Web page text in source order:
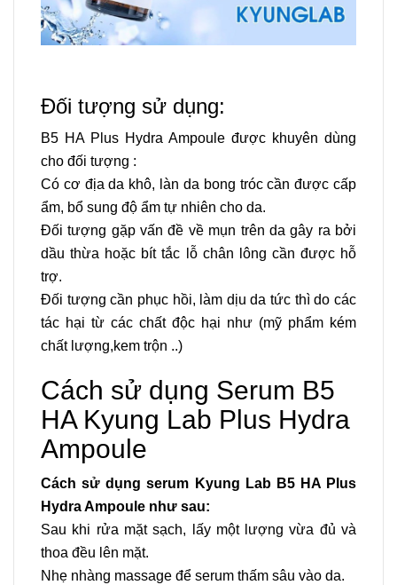
Đối tượng sử dụng:
B5 HA Plus Hydra Ampoule được khuyên dùng
cho đối tượng :
Có cơ địa da khô, làn da bong tróc cần được cấp
ẩm, bổ sung độ ẩm tự nhiên cho da.
Đối tượng gặp vấn đề về mụn trên da gây ra bởi
dầu thừa hoặc bít tắc lỗ chân lông cần được hỗ
trợ.
Đối tượng cần phục hồi, làm dịu da tức thì do các
tác hại từ các chất độc hại như (mỹ phẩm kém
chất lượng,kem trộn ..)
Cách sử dụng Serum B5
HA Kyung Lab Plus Hydra
Ampoule
Cách sử dụng serum Kyung Lab B5 HA Plus
Hydra Ampoule như sau:
Sau khi rửa mặt sạch, lấy một lượng vừa đủ và
thoa đều lên mặt.
Nhẹ nhàng massage để serum thấm sâu vào da.